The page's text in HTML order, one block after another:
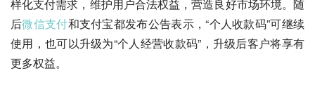
样化支付需求，维护用户合法权益，营造良好市场环境。随
后微信支付和支付宝都发布公告表示，“个人收款码”可继续
使用，也可以升级为“个人经营收款码”，升级后客户将享有
更多权益。